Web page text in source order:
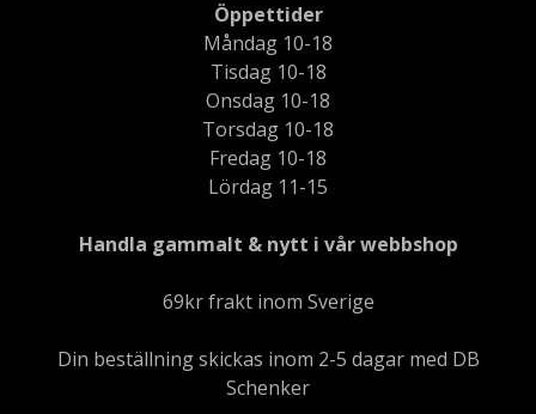
Öppettider
Måndag 10-18
Tisdag 10-18
Onsdag 10-18
Torsdag 10-18
Fredag 10-18
Lördag 11-15
Handla gammalt & nytt i vår webbshop
69kr frakt inom Sverige
Din beställning skickas inom 2-5 dagar med DB
Schenker